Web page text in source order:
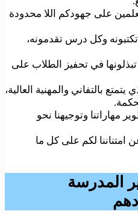
على جهودكم اللا محدودة
وكل درس تقدمونه،
تبذلونها في تحفيز الطلاب على
بالتفاني والمهنية العالية،
مهاراتنا وتوجيهنا نحو
امتناننا لكم على كل ما
المدرسة